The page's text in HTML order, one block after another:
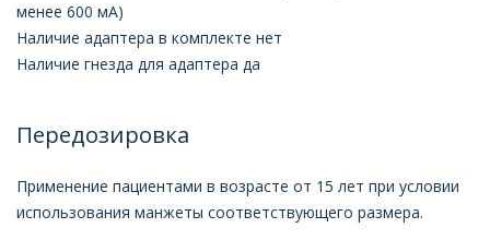
менее 600 мА)
Наличие адаптера в комплекте нет
Наличие гнезда для адаптера да
Передозировка
Применение пациентами в возрасте от 15 лет при условии
использования манжеты соответствующего размера.